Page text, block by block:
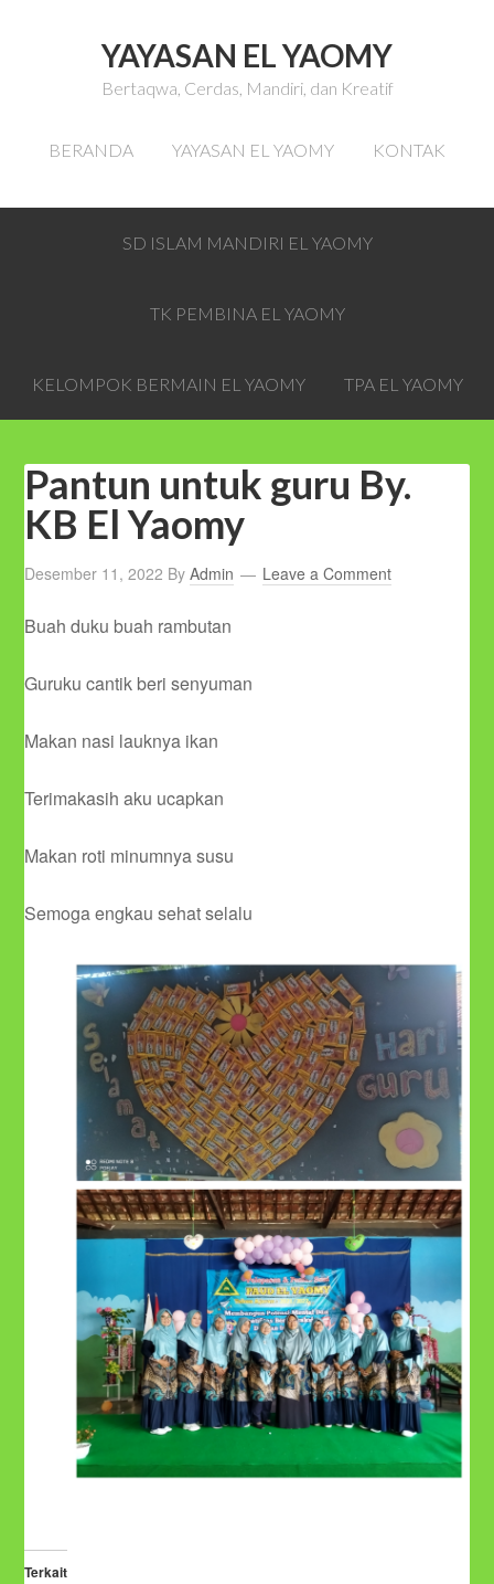
YAYASAN EL YAOMY
Bertaqwa, Cerdas, Mandiri, dan Kreatif
BERANDA YAYASAN EL YAOMY KONTAK
SD ISLAM MANDIRI EL YAOMY
TK PEMBINA EL YAOMY
KELOMPOK BERMAIN EL YAOMY TPA EL YAOMY
Pantun untuk guru By.
KB El Yaomy
Desember 11, 2022 ByAdmin Leave a Comment
Buah duku buah rambutan
Guruku cantik beri senyuman
Makan nasi lauknya ikan
Terimakasih aku ucapkan
Makan roti minumnya susu
Semoga engkau sehat selalu
Terkait